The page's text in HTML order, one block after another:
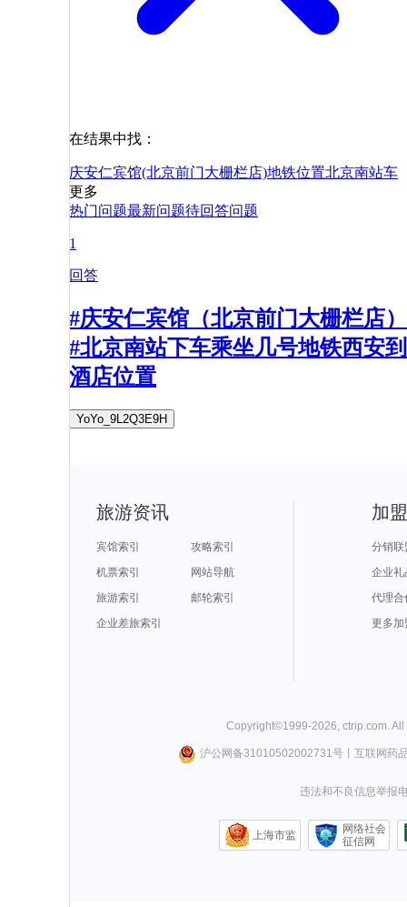
在结果中找：
庆安仁宾馆(北京前门大栅栏店)地铁位置北京南站车
更多
热门问题最新问题待回答问题
1
回答
#庆安仁宾馆（北京前门大栅栏店）
#北京南站下车乘坐几号地铁西安到
酒店位置
YoYo_9L2Q3E9H
旅游资讯
宾馆索引
攻略索引
机票索引
网站导航
旅游索引
邮轮索引
企业差旅索引
加
分销联
企业礼
代理合
更多加
Copyright©1999-2026 ctrip.com .
沪公网备31010502002731号丨 互联网药
违法和不良信息举报
上海市监
网络社会
征信网